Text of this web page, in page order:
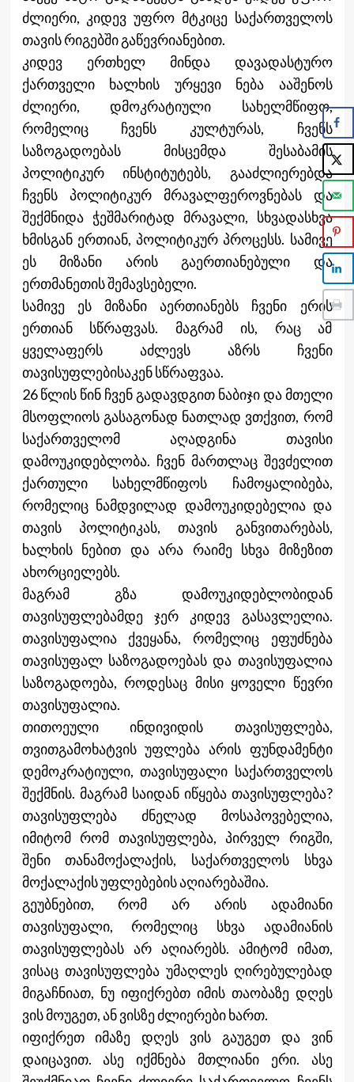
ძლიერი, კიდევ უფრო მტკიცე საქართველოს
თავის რიგებში გაწევრიანებით.
კიდევ ერთხელ მინდა დავადასტურო
ქართველი ხალხის ურყევი ნება ააშენოს
ძლიერი, დმოკრატიული სახელმწიფო,
რომელიც ჩვენს კულტურას, ჩვენს
საზოგადოებას მისცემდა შესაბამის
პოლიტიკურ ინსტიტუტებს, გააძლიერებდა
ჩვენს პოლიტიკურ მრავალფეროვნებას და
შექმნიდა ჭეშმარიტად მრავალი, სხვადასხვა
ხმისგან ერთიან, პოლიტიკურ პროცესს. სამივე
ეს მიზანი არის გაერთიანებული და
ერთმანეთის შემავსებელი.
სამივე ეს მიზანი აერთიანებს ჩვენი ერის
ერთიან სწრაფვას. მაგრამ ის, რაც ამ
ყველაფერს აძლევს აზრს ჩვენი
თავისუფლებისაკენ სწრაფვაა.
26 წლის წინ ჩვენ გადავდგით ნაბიჯი და მთელი
მსოფლიოს გასაგონად ნათლად ვთქვით, რომ
საქართველომ აღადგინა თავისი
დამოუკიდებლობა. ჩვენ მართლაც შევძელით
ქართული სახელმწიფოს ჩამოყალიბება,
რომელიც ნამდვილად დამოუკიდებელია და
თავის პოლიტიკას, თავის განვითარებას,
ხალხის ნებით და არა რაიმე სხვა მიზეზით
ახორციელებს.
მაგრამ გზა დამოუკიდებლობიდან
თავისუფლებამდე ჯერ კიდევ გასავლელია.
თავისუფალია ქვეყანა, რომელიც ეფუძნება
თავისუფალ საზოგადოებას და თავისუფალია
საზოგადოება, როდესაც მისი ყოველი წევრი
თავისუფალია.
თითოეული ინდივიდის თავისუფლება,
თვითგამოხატვის უფლება არის ფუნდამენტი
დემოკრატიული, თავისუფალი საქართველოს
შექმნის. მაგრამ საიდან იწყება თავისუფლება?
თავისუფლება ძნელად მოსაპოვებელია,
იმიტომ რომ თავისუფლება, პირველ რიგში,
შენი თანამოქალაქის, საქართველოს სხვა
მოქალაქის უფლებების აღიარებაშია.
გეუბნებით, რომ არ არის ადამიანი
თავისუფალი, რომელიც სხვა ადამიანის
თავისუფლებას არ აღიარებს. ამიტომ იმათ,
ვისაც თავისუფლება უმაღლეს ღირებულებად
მიგაჩნიათ, ნუ იფიქრებთ იმის თაობაზე დღეს
ვის მოუგეთ, ან ვისზე ძლიერები ხართ.
იფიქრეთ იმაზე დღეს ვის გაუგეთ და ვინ
დაიცავით. ასე იქმნება მთლიანი ერი. ასე